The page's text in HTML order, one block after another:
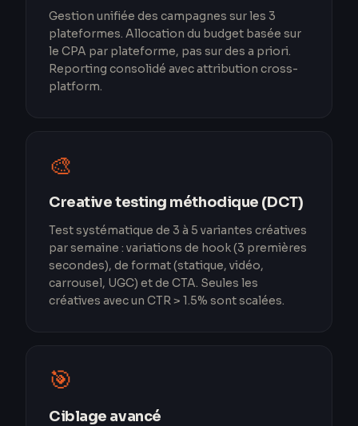
Gestion unifiée des campagnes sur les 3
plateformes. Allocation du budget basée sur
le CPA par plateforme, pas sur des a priori.
Reporting consolidé avec attribution cross-
platform.
🎨
Creative testing méthodique (DCT)
Test systématique de 3 à 5 variantes créatives
par semaine : variations de hook (3 premières
secondes), de format (statique, vidéo,
carrousel, UGC) et de CTA. Seules les
créatives avec un CTR > 1.5% sont scalées.
🎯
Ciblage avancé